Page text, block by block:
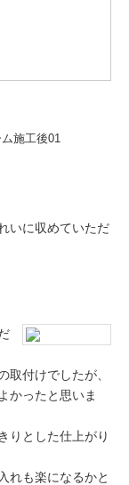
いに収めていただ
取付けでしたが、
かったと思いま
りとした仕上がり
れも楽になるかと